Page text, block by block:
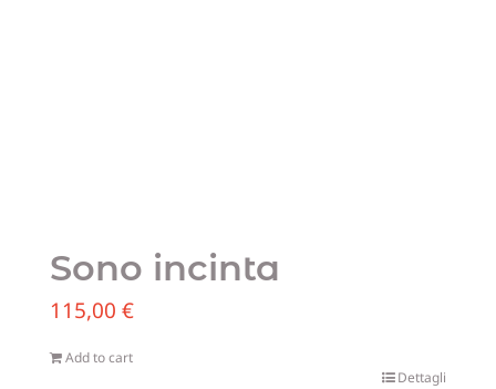
Sono incinta
115,00 €
Add to cart
Dettagli